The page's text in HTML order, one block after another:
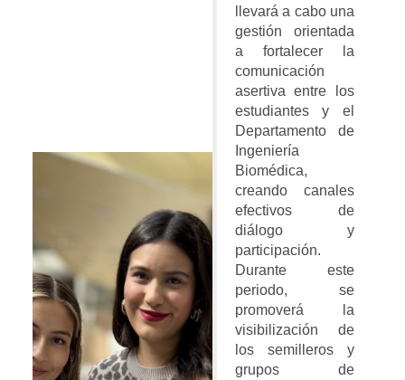
llevará a cabo una
gestión orientada
a fortalecer la
comunicación
asertiva entre los
estudiantes y el
Departamento de
Ingeniería
Biomédica,
creando canales
efectivos de
diálogo y
participación.
Durante este
periodo, se
promoverá la
visibilización de
los semilleros y
grupos de